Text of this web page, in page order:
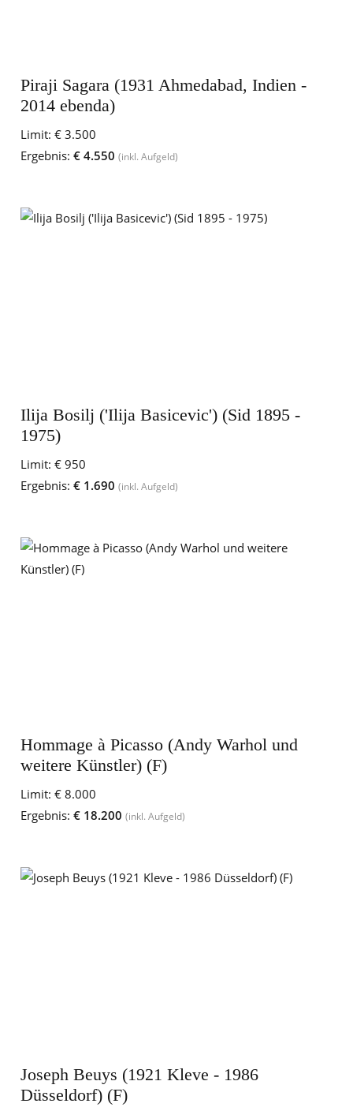
Piraji Sagara (1931 Ahmedabad, Indien -
2014 ebenda)
Limit: € 3.500
Ergebnis: € 4.550 (inkl. Aufgeld)
Ilija Bosilj ('Ilija Basicevic') (Sid 1895 -
1975)
Limit: € 950
Ergebnis: € 1.690 (inkl. Aufgeld)
Hommage à Picasso (Andy Warhol und
weitere Künstler) (F)
Limit: € 8.000
Ergebnis: € 18.200 (inkl. Aufgeld)
Joseph Beuys (1921 Kleve - 1986
Düsseldorf) (F)